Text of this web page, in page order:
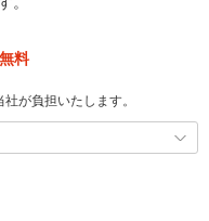
無料
が負担いたします。